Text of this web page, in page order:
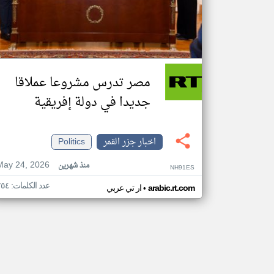
مصر تدرس مشروعا عملاقا
جديدا في دولة إفريقية
اخبار جزر القمر
Politics
24, 2026
منذ شهرين NH91ES
ار تي عربي• arabic.rt.com عدد الكلمات: ٢٥٤